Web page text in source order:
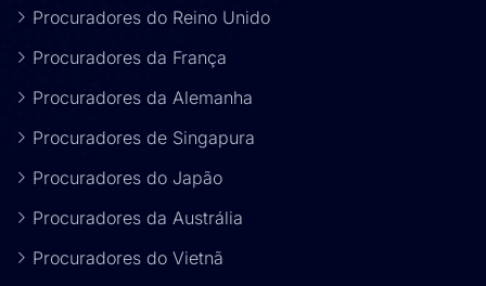
Procuradores do Reino Unido
Procuradores da França
Procuradores da Alemanha
Procuradores de Singapura
Procuradores do Japão
Procuradores da Austrália
Procuradores do Vietnã